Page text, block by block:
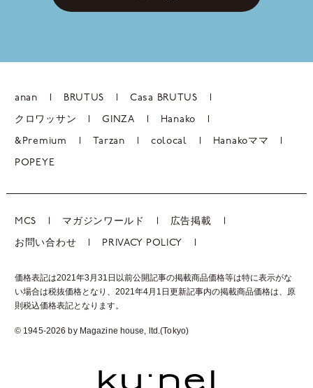
anan BRUTUS Casa BRUTUS
クロワッサン GINZA Hanako
&Premium Tarzan colocal Hanakoママ
POPEYE
MCS マガジンワールド 広告掲載
お問い合わせ PRIVACY POLICY
価格表記は2021年3月31日以前公開記事の掲載商品価格等は特に表示がな
い場合は税抜価格となり、2021年4月1日更新記事内の掲載商品価格は、 原
則税込価格表記となります。
© 1945-2026 by Magazine house, ltd.(Tokyo)